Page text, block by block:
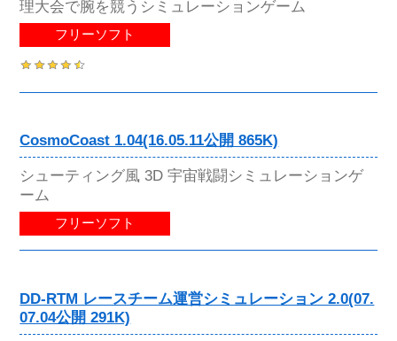
理大会で腕を競うシミュレーションゲーム
フリーソフト
CosmoCoast 1.04(16.05.11公開 865K)
シューティング風 3D 宇宙戦闘シミュレーションゲ
ーム
フリーソフト
DD-RTM レースチーム運営シミュレーション 2.0(07.
07.04公開 291K)